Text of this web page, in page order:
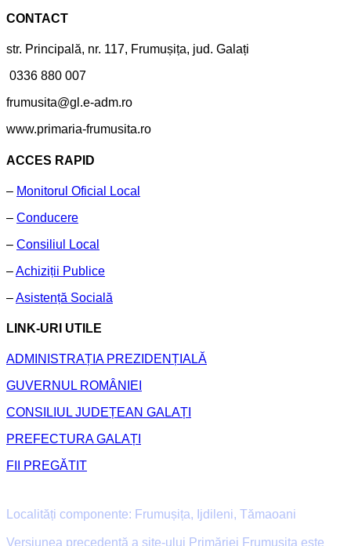
CONTACT
str. Principală, nr. 117, Frumușița, jud. Galați
0336 880 007
frumusita@gl.e-adm.ro
www.primaria-frumusita.ro
ACCES RAPID
– Monitorul Oficial Local
– Conducere
– Consiliul Local
–Achiziții Publice
–Asistență Socială
LINK-URI UTILE
ADMINISTRAȚIA PREZIDENȚIALĂ
GUVERNUL ROMÂNIEI
CONSILIUL JUDEȚEAN GALAȚI
PREFECTURA GALAȚI
FII PREGĂTIT
Localități componente: Frumușița, Ijdileni, Tămaoani
Versiunea precedentă a site-ului Primăriei Frumușița este